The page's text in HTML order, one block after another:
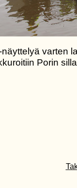
näyttelyä varten
Porin